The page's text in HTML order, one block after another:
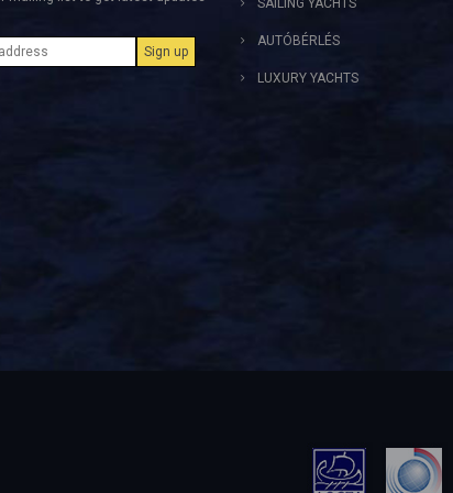
SAILING YACHTS
AUTÓBÉRLÉS
LUXURY YACHTS